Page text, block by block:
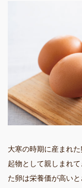
大寒の時期に産まれ
起物として親しまれ
た卵は栄養価が高い